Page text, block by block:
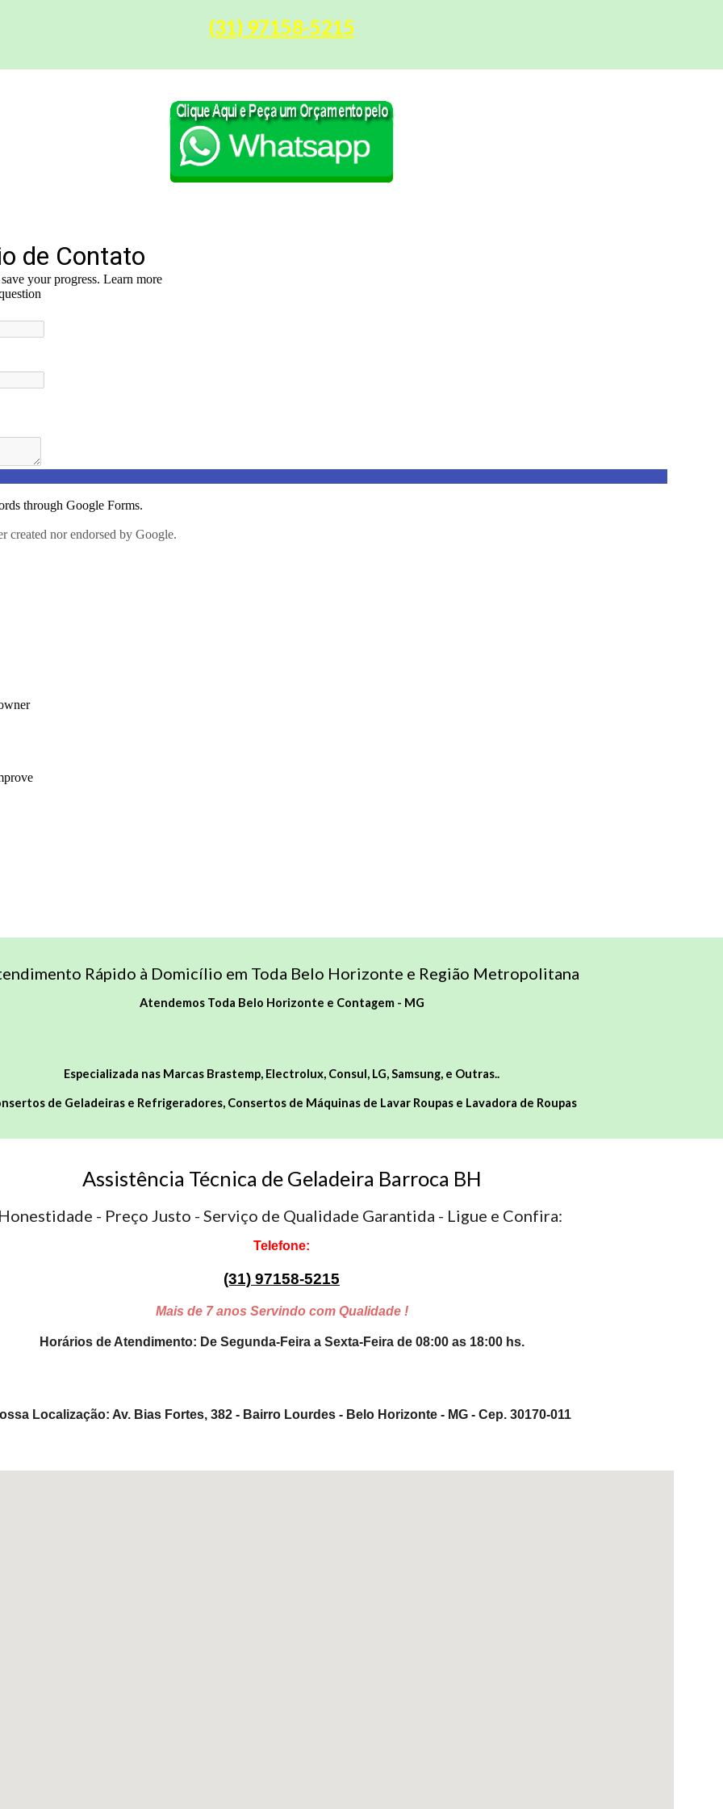
(31) 97158-5215
Rápido à Domicílio em Toda Belo Horizonte e Região Metropolitana
Atendemos Toda Belo Horizonte e Contagem - MG
Especializada nas Marcas Brastemp, Electrolux, Consul, LG, Samsung, e Outras..
de Geladeiras e Refrigeradores, Consertos de Máquinas de Lavar Roupas e Lavadora de Roupas
Assistência Técnica de Geladeira Barroca BH
- Preço Justo - Serviço de Qualidade Garantida - Ligue e Confira:
Telefone:
(31) 97158-5215
Mais de 7 anos Servindo com Qualidade !
Horários de Atendimento: De Segunda-Feira a Sexta-Feira de 08:00 as 18:00 hs.
Localização: Av. Bias Fortes, 382 - Bairro Lourdes - Belo Horizonte - MG - Cep. 30170-011